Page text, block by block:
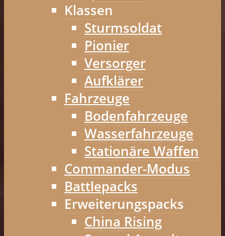
Klassen
Sturmsoldat
Pionier
Versorger
Aufklärer
Fahrzeuge
Bodenfahrzeuge
Wasserfahrzeuge
Stationäre Waffen
Commander-Modus
Battlepacks
Erweiterungspacks
China Rising